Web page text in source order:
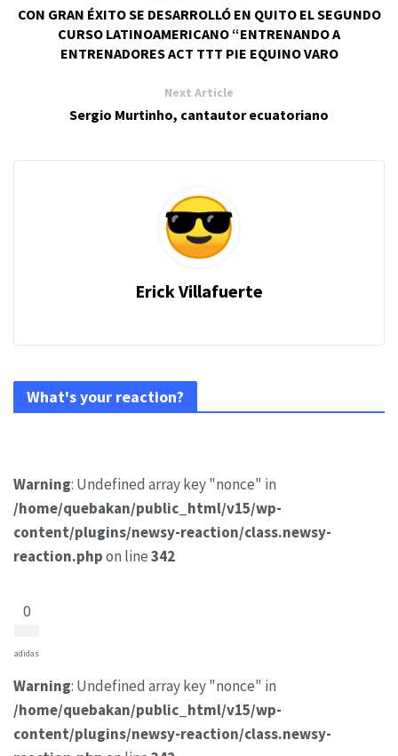
CON GRAN ÉXITO SE DESARROLLÓ EN QUITO EL SEGUNDO
CURSO LATINOAMERICANO “ENTRENANDO A
ENTRENADORES ACT TTT PIE EQUINO VARO
Next Article
Sergio Murtinho, cantautor ecuatoriano
Erick Villafuerte
What's your reaction?
Warning: Undefined array key "nonce" in
/home/quebakan/public_html/v15/wp-
content/plugins/newsy-reaction/class.newsy-
reaction.phpon line342
0
adidas
Warning: Undefined array key "nonce" in
/home/quebakan/public_html/v15/wp-
content/plugins/newsy-reaction/class.newsy-